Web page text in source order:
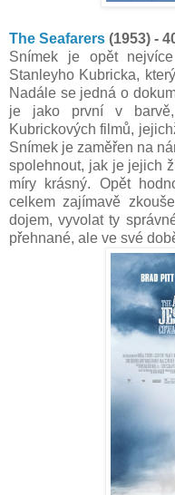
The Seafarers (1953) -
Snímek je opět
Stanleyho Kubricka,
Nadále se jedná o
je jako první v
Kubrickových filmů,
Snímek je zaměřen na
spolehnout, jak je jejich
míry krásný. Opět
celkem zajímavě
dojem, vyvolat ty
přehnané, ale ve své